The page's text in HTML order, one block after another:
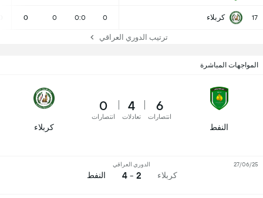
17 كربلاء 0
0:0
0
0
ترتيب الدوري العراقي
المواجهات المباشرة
النفط
6
انتصارات
4
تعادلات
0
انتصارات
كربلاء
كربلاء
الدوري العراقي
2 - 4 النفط
27/06/25